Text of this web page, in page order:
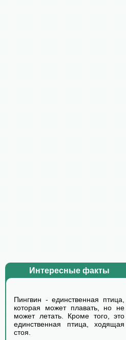
Интересные факты
Пингвин - единственная птица,
которая может плавать, но не
может летать. Кроме того, это
единственная птица, ходящая
стоя.